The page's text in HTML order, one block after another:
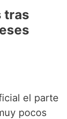
tras
el parte
pocos